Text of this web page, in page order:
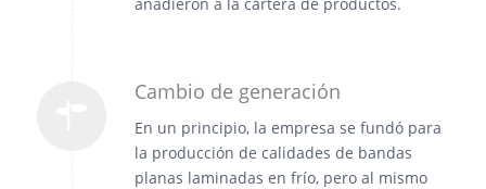
Cambio de generación
En un principio, la empresa se fundó para
la producción de calidades de bandas
planas laminadas en frío, pero al mismo